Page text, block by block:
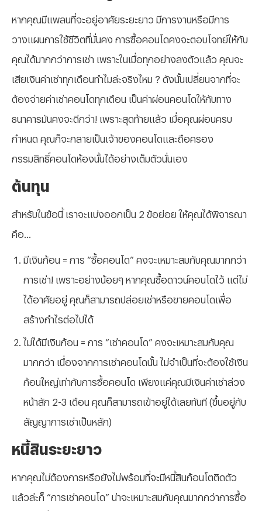
หากคุณมีแพลนที่จะอยู่อาศัยระยะยาว มีการงานหรือมีการ
วางแผนการใช้ชีวิตที่มั่นคง การซื้อคอนโดคงจะตอบโจทย์ให้กับ
คุณได้มากกว่าการเช่า เพราะในเมื่อทุกอย่างลงตัวแล้ว คุณจะ
เสียเงินค่าเช่าทุกเดือนทำไมล่ะจริงไหม ? ดังนั้นเปลี่ยนจากที่จะ
ต้องจ่ายค่าเช่าคอนโดทุกเดือน เป็นค่าผ่อนคอนโดให้กับทาง
ธนาคารมันคงจะดีกว่า! เพราะสุดท้ายแล้ว เมื่อคุณผ่อนครบ
กำหนด คุณก็จะกลายเป็นเจ้าของคอนโดและถือครอง
กรรมสิทธิ์คอนโดห้องนั้นได้อย่างเต็มตัวนั่นเอง
ต้นทุน
สำหรับในข้อนี้ เราจะแบ่งออกเป็น 2 ข้อย่อย ให้คุณได้พิจารณา
คือ...
มีเงินก้อน = การ “ซื้อคอนโด” คงจะเหมาะสมกับคุณมากกว่า
การเช่า! เพราะอย่างน้อยๆ หากคุณซื้อดาวน์คอนโดไว้ แต่ไม่
ได้อาศัยอยู่ คุณก็สามารถปล่อยเช่าหรือขายคอนโดเพื่อ
สร้างกำไรต่อไปได้
ไม่ได้มีเงินก้อน = การ “เช่าคอนโด” คงจะเหมาะสมกับคุณ
มากกว่า เนื่องจากการเช่าคอนโดนั้น ไม่จำเป็นที่จะต้องใช้เงิน
ก้อนใหญ่เท่ากับการซื้อคอนโด เพียงแค่คุณมีเงินค่าเช่าล่วง
หน้าสัก 2-3 เดือน คุณก็สามารถเข้าอยู่ได้เลยทันที (ขึ้นอยู่กับ
สัญญาการเช่าเป็นหลัก)
หนี้สินระยะยาว
หากคุณไม่ต้องการหรือยังไม่พร้อมที่จะมีหนี้สินก้อนโตติดตัว
แล้วล่ะก็ “การเช่าคอนโด” น่าจะเหมาะสมกับคุณมากกว่าการซื้อ